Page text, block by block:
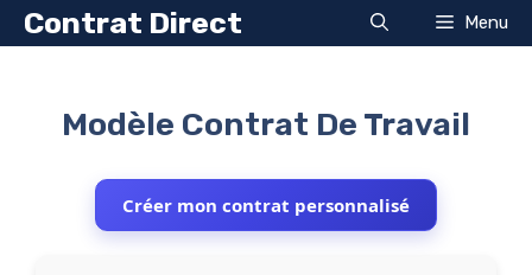
AllerContrat Direct Menu
Modèle Contrat De Travail
Créer mon contrat personnalisé